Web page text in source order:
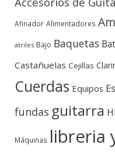
Afinador Alimentadores
atriles Bajo Baquetas
Castañuelas Cejillas
Cuerdas Equipos
fundas guitarra
Máquinas libreria